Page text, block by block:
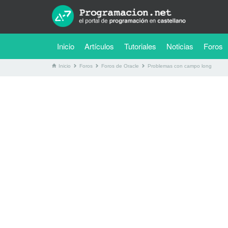
Inicio Artículos Tutoriales (current)
Noticias Foros
Inicio Foros Foros de Oracle Problemas con campo long